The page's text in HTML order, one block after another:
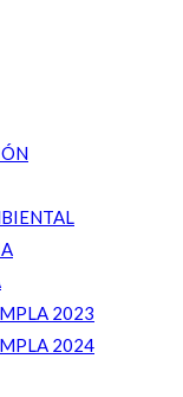
2023
2024